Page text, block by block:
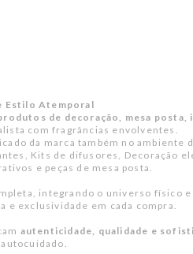
Estilo Atemporal
de decoração, mesa posta,
com fragrâncias envolventes.
da marca também no ambiente
Kits de difusores, Decoração
e peças de mesa posta.
integrando o universo físico
e exclusividade em cada compra.
autenticidade, qualidade e